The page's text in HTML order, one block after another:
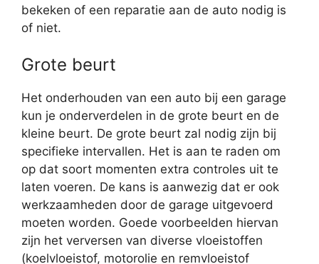
bekeken of een reparatie aan de auto nodig is
of niet.
Grote beurt
Het onderhouden van een auto bij een garage
kun je onderverdelen in de grote beurt en de
kleine beurt. De grote beurt zal nodig zijn bij
specifieke intervallen. Het is aan te raden om
op dat soort momenten extra controles uit te
laten voeren. De kans is aanwezig dat er ook
werkzaamheden door de garage uitgevoerd
moeten worden. Goede voorbeelden hiervan
zijn het verversen van diverse vloeistoffen
(koelvloeistof, motorolie en remvloeistof